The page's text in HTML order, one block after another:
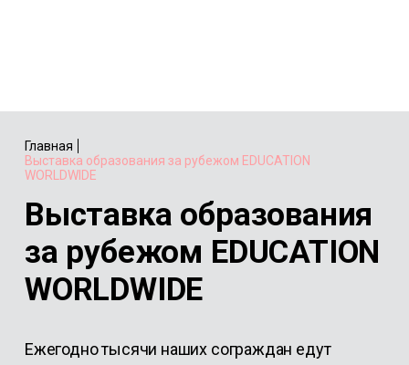
Главная
Выставка образования за рубежом EDUCATION
WORLDWIDE
Выставка образования
за рубежом EDUCATION
WORLDWIDE
Ежегодно тысячи наших сограждан едут